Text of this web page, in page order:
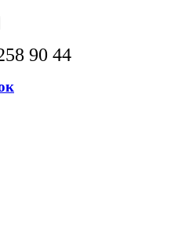
90 44